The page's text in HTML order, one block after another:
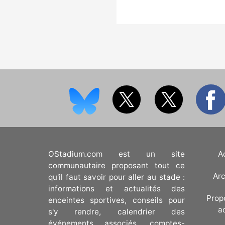
OStadium.com est un site
communautaire proposant tout ce
qu'il faut savoir pour aller au stade :
informations et actualités des
enceintes sportives, conseils pour
s'y rendre, calendrier des
événements associés, comptes-